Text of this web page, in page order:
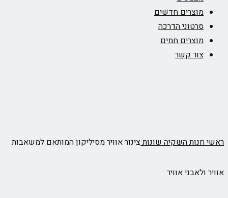
מוצרים חדשים
סרטוני הדרכה
מוצרים חמים
צור קשר
ראשיחנותהשקיהשונותצינור אוויר מסיליקון המותאם למשאבות
אוויר ולאבני אוויר